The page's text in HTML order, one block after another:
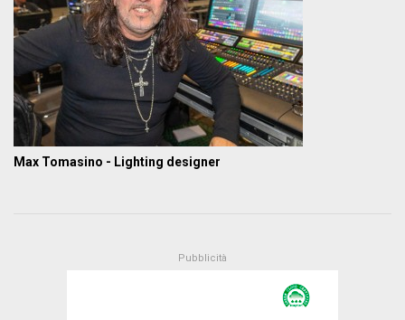
Max Tomasino - Lighting designer